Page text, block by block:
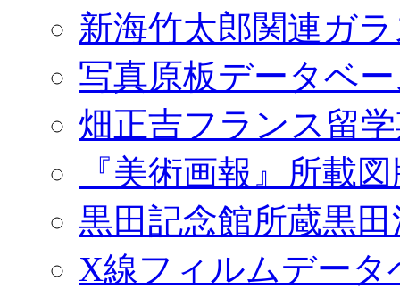
新海竹太郎関連ガ
写真原板データベ
畑正吉フランス留
『美術画報』所載
黒田記念館所蔵黒
X線フィルムデータ